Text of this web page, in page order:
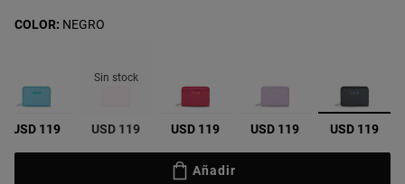
USD 119
Sin stock
USD 119 USD 119 USD 119 USD 119
COLOR: NEGRO
Añadir